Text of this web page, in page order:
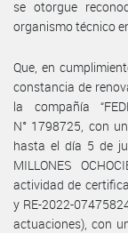
se otorgue
organismo técnico
Que, en
constancia de
la compañía
N° 1798725, con
hasta el día 5 de
MILLONES
actividad de
y RE-2022-
actuaciones), con